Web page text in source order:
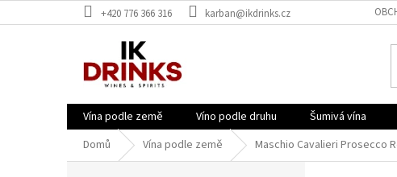
na
+420 776 366 316 karban@ikdrinks.cz
Vína podle země Víno podle druhu Šumivá vína
Domů
Vína podle země Maschio Cavalieri Prosecco